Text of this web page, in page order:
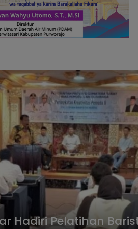
Hadiri Pelatihan